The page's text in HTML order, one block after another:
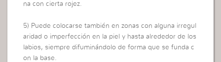
na con cierta rojez.
5) Puede colocarse también en zonas con alguna irregul
aridad o imperfección en la piel y hasta alrededor de los
labios, siempre difuminándolo de forma que se funda c
on la base.